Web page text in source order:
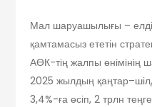
Мал шаруашылығы – елдің
қамтамасыз ететін
АӨК-тің жалпы
2025 жылдың
3,4%-ға өсіп, 2 трлн